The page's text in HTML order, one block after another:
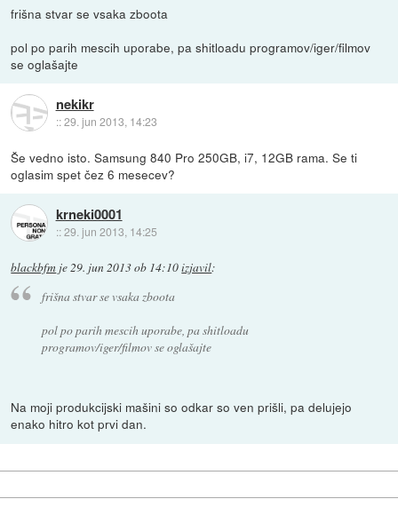
frišna stvar se vsaka zboota
pol po parih mescih uporabe, pa shitloadu programov/iger/filmov
se oglašajte
nekikr
::29. jun 2013, 14:23
Še vedno isto. Samsung 840 Pro 250GB, i7, 12GB rama. Se ti
oglasim spet čez 6 mesecev?
krneki0001
::29. jun 2013, 14:25
blackbfm je29. jun 2013 ob 14:10izjavil:
frišna stvar se vsaka zboota
pol po parih mescih uporabe, pa shitloadu
programov/iger/filmov se oglašajte
Na moji produkcijski mašini so odkar so ven prišli, pa delujejo
enako hitro kot prvi dan.